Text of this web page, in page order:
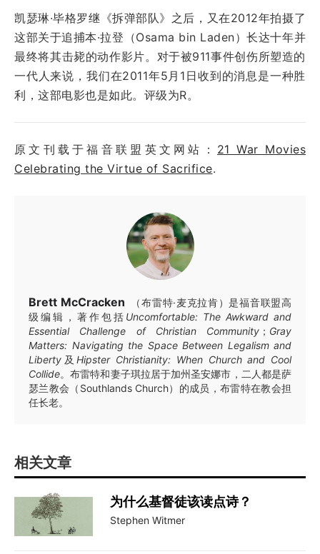
凯瑟琳·毕格罗继《拆弹部队》之后，又在2012年拍摄了
这部关于追捕本·拉登（Osama bin Laden）长达十年并
最终将其击毙的动作影片。对于被911事件创伤所塑造的
一代人来说，我们在2011年5月1日收到的消息是一种胜
利，这部电影也是如此。评级为R。
原文刊载于福音联盟英文网站： 21 War Movies
Celebrating the Virtue of Sacrifice.
Brett McCracken
（布雷特·麦克拉肯）是福音联盟高
级编辑，著作包括 Uncomfortable: The Awkward and
Essential Challenge of Christian Community ； Gray
Matters: Navigating the Space Between Legalism and
Liberty 及Hipster Christianity: When Church and Cool
Collide。布雷特和妻子琪拉居于加州圣安娜市，二人都是萨
瑟兰教会（Southlands Church）的成员，布雷特在教会担
任长老。
相关文章
为什么基督徒该读点诗？
Stephen Witmer